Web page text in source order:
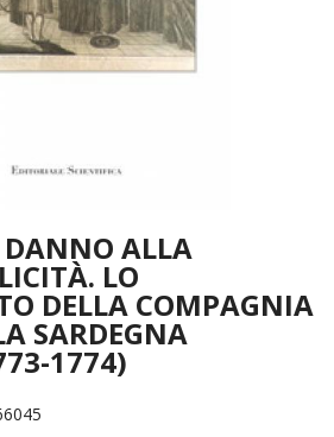
DANNO ALLA
LO
DELLA COMPAGNIA
SARDEGNA
1774)